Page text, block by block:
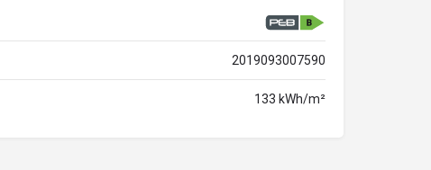
2019093007590
133 kWh/m²